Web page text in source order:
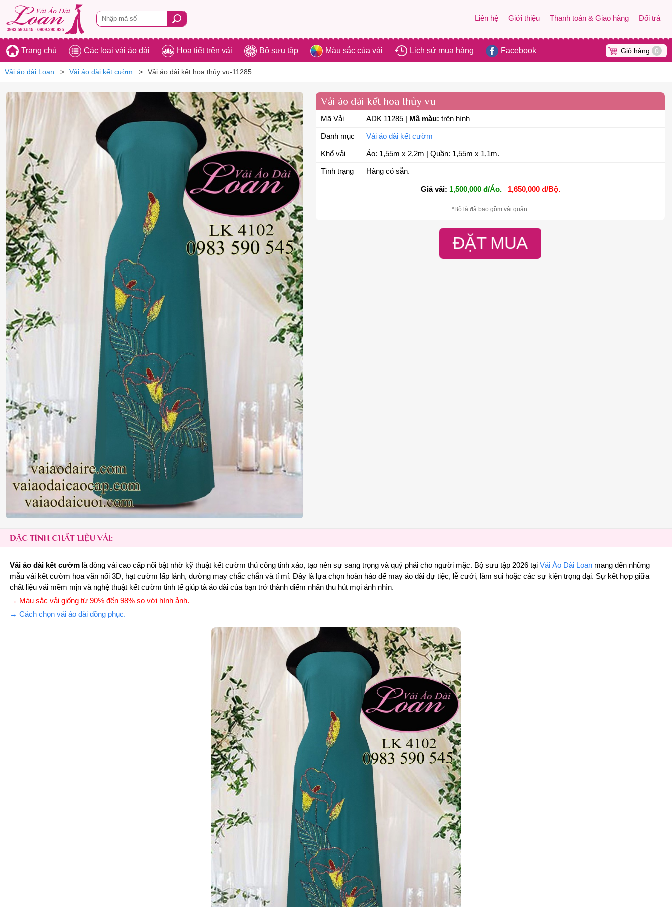
Liên hệ Giới thiệu Thanh toán & Giao hàng Đổi trả
Trang chủ Các loại vải áo dài Họa tiết trên vải Bộ sưu tập Màu sắc của vải Lịch sử mua hàng Facebook Giỏ hàng 0
Vải áo dài Loan Vải áo dài kết cườm Vải áo dài kết hoa thủy vu-11285
Vải áo dài kết hoa thủy vu
Mã Vải ADK 11285 Mã màu: trên hình
Danh mục Vải áo dài kết cườm
Khổ vải Áo: 1,55m x 2,2m | Quần: 1,55m x 1,1m.
Tình trạng Hàng có sẵn.
Giá vải: 1,500,000 đ/Áo.- 1,650,000 đ/Bộ.
*Bộ là đã bao gồm vải quần.
ĐẶT MUA
ĐẶC TÍNH CHẤT LIỆU VẢI:
Vải áo dài kết cườm là dòng vải cao cấp nổi bật nhờ kỹ thuật kết cườm thủ công tinh xảo, tạo nên sự sang trọng và quý phái cho người mặc. Bộ sưu tập 2026 tại Vải Áo Dài Loan mang đến những
mẫu vải kết cườm hoa văn nổi 3D, hạt cườm lấp lánh, đường may chắc chắn và tỉ mỉ. Đây là lựa chọn hoàn hảo để may áo dài dự tiệc, lễ cưới, làm sui hoặc các sự kiện trọng đại. Sự kết hợp giữa
chất liệu vải mềm mịn và nghệ thuật kết cườm tinh tế giúp tà áo dài của bạn trở thành điểm nhấn thu hút mọi ánh nhìn.
→ Màu sắc vải giống từ 90% đến 98% so với hình ảnh.
→ Cách chọn vải áo dài đồng phục.